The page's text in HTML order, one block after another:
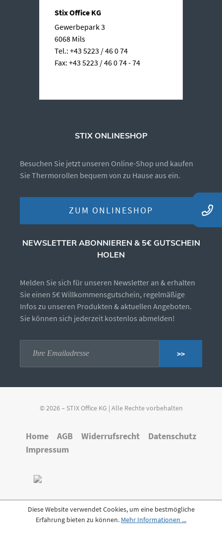
Stix Office KG
Gewerbepark 3
6068 Mils
Tel.: +43 5223 / 46 0 74
Fax: +43 5223 / 46 0 74 - 74
STIX ONLINESHOP
Besuchen Sie jetzt unseren Online-Shop und kaufen
Sie Thermorollen bequem von zu Hause aus ein.
ZUM ONLINESHOP
NEWSLETTER ABONNIEREN & 5€ GUTSCHEIN
HOLEN
Melden Sie sich für unseren Newsletter an & erhalten
Sie einen 5€ Willkommensgutschein, regelmäßige
Infos zu unseren Produkten & aktuellen Angeboten.
Sie können sich jederzeit kostenlos abmelden!
>>
© 2026 – STIX Office KG | Alle Rechte vorbehalten
Home AGB Widerrufsrecht
Datenschutz
Impressum
Diese Website verwendet Cookies, um eine bestmögliche
Erfahrung bieten zu können. Mehr Informationen ...